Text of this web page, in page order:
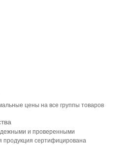
цены на все группы товаров
и проверенными
продукция сертифицирована